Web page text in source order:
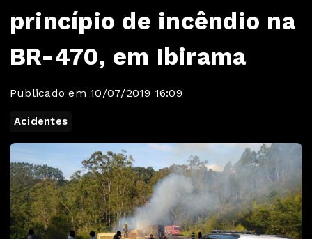
princípio de incêndio na
BR-470, em Ibirama
Publicado em 10/07/2019 16:09
Acidentes